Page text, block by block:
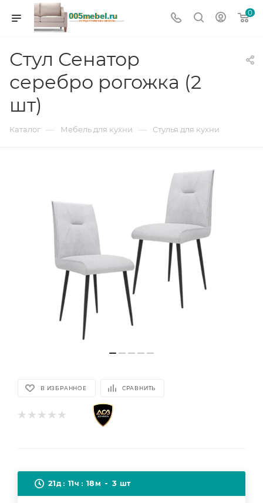
0
Стул Сенатор
серебро рогожка (2
шт)
Каталог — Мебель для кухни — Стулья для кухни
В ИЗБРАННОЕ СРАВНИТЬ
21д 11ч 18м 3 шт